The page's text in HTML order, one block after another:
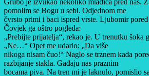
pomolim se Bogu u sebi. Odjednom me
čvrsto primi i baci ispred vrste. Ljubomir pored
Čovjek ga oštro pogleda:
„Prebijte prijatelja“, rekao je. U trenutku šoka
„Ne…“ Opet me udario: „Da više
nikoga nisam čuo!“ Naglo se trznem kada
razbijanje stakla. Gađaju nas praznim
bocama piva. Na tren mi je laknulo, pomislio